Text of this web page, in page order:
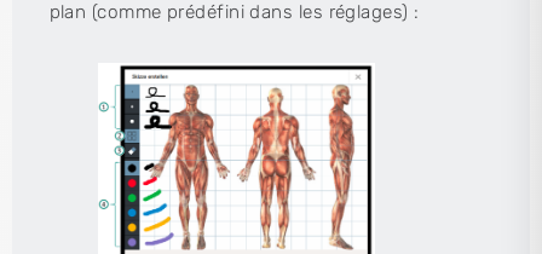
plan (comme prédéfini dans les réglages) :